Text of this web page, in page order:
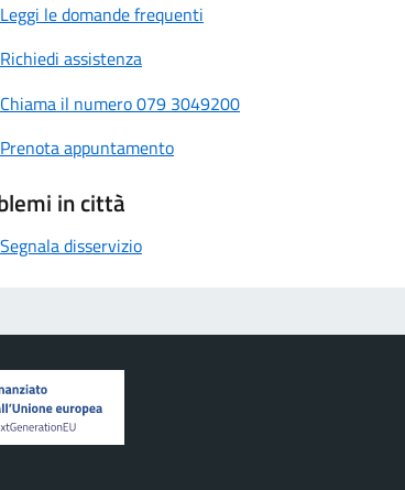
Leggi le domande frequenti
Richiedi assistenza
Chiama il numero 079 3049200
Prenota appuntamento
in città
Segnala disservizio